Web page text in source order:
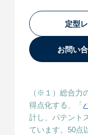
定型
お問い
（※１）総合力
得点化する、「
計し、パテント
ています。50点